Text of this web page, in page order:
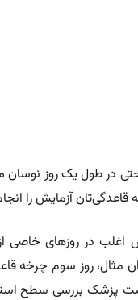
در طول یک روز نوسان
آزمایش را
اغلب در روزهای خاصی
روز سوم چرخه
پزشک بررسی سطح